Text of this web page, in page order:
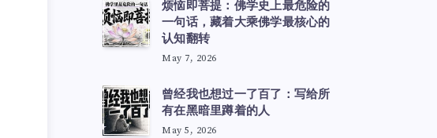
烦恼即菩提：佛学史上最危险的
一句话，藏着大乘佛学最核心的
认知翻转
May 7, 2026
曾经我也想过一了百了：写给所
有在黑暗里蹲着的人
May 5, 2026